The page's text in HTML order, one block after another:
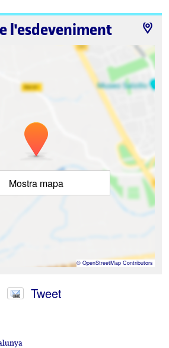
l'esdeveniment
Mostra mapa
© OpenStreetMap Contributors
Tweet